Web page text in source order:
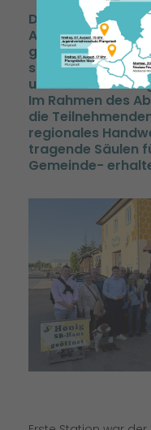
Die CDU
großes Interesse
stand die
und im Anschluss
Im Rahmen des
die
regionales
tragende Säulen
Gemeinde-